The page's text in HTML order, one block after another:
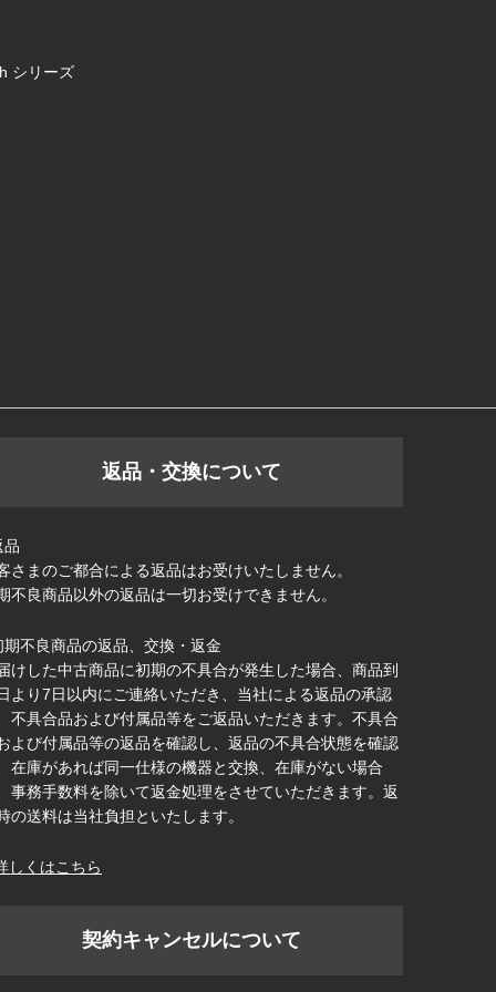
シリーズ
返品・交換について
品
さまのご都合による返品はお受けいたしません。
不良商品以外の返品は一切お受けできません。
期不良商品の返品、交換・返金
けした中古商品に初期の不具合が発生した場合、商品到
より7日以内にご連絡いただき、当社による返品の承認
不具合品および付属品等をご返品いただきます。不具合
よび付属品等の返品を確認し、返品の不具合状態を確認
在庫があれば同一仕様の機器と交換、在庫がない場合
事務手数料を除いて返金処理をさせていただきます。返
の送料は当社負担といたします。
しくはこちら
契約キャンセルについて